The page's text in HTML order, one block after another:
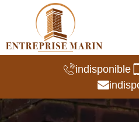
indisponible